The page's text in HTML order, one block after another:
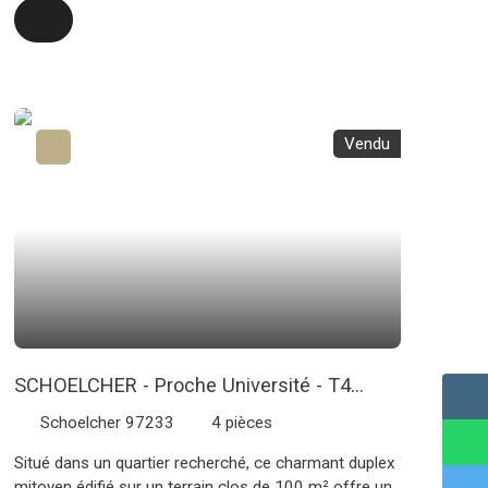
mornes environnants. Ce terrain présente un
potentiel
d'informations.
Vendu
SCHOELCHER - Proche Université - T4
Duplex/Jumelé
Schoelcher 97233 4pièces
Situé dans un quartier recherché, ce charmant duplex